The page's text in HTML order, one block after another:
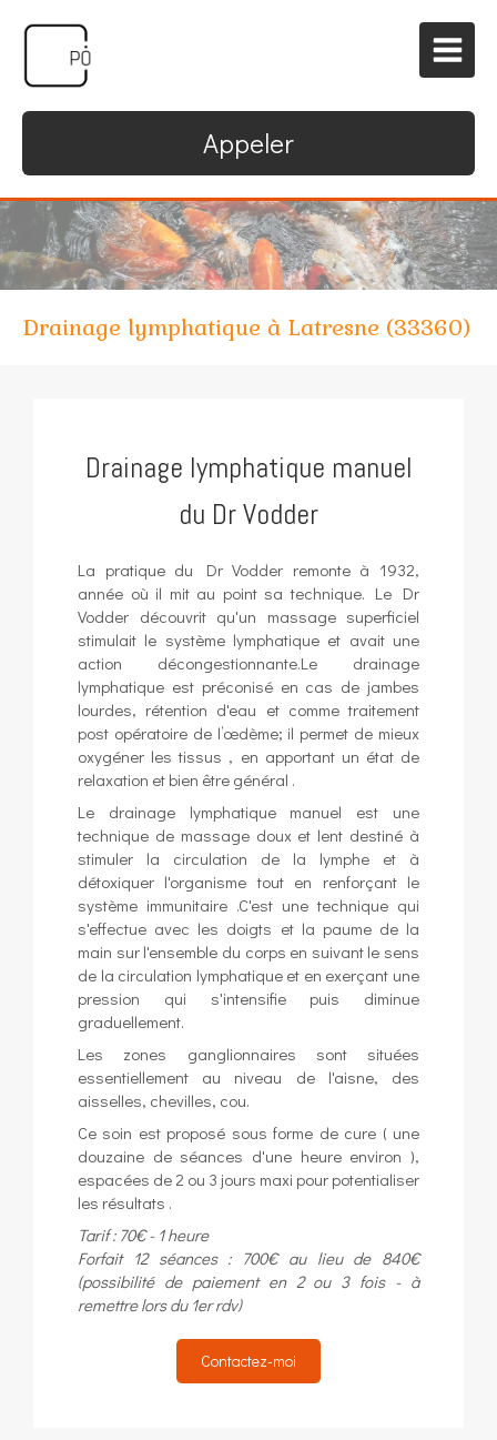
Appeler
Drainage lymphatique à Latresne (33360)
Drainage lymphatique manuel
du Dr Vodder
La pratique du Dr Vodder remonte à 1932,
année où il mit au point sa technique. Le Dr
Vodder découvrit qu'un massage superficiel
stimulait le système lymphatique et avait une
action décongestionnante.Le drainage
lymphatique est préconisé en cas de jambes
lourdes, rétention d'eau et comme traitement
post opératoire de l’œdème; il permet de mieux
oxygéner les tissus , en apportant un état de
relaxation et bien être général .
Le drainage lymphatique manuel est une
technique de massage doux et lent destiné à
stimuler la circulation de la lymphe et à
détoxiquer l'organisme tout en renforçant le
système immunitaire .C'est une technique qui
s'effectue avec les doigts et la paume de la
main sur l'ensemble du corps en suivant le sens
de la circulation lymphatique et en exerçant une
pression qui s'intensifie puis diminue
graduellement.
Les zones ganglionnaires sont situées
essentiellement au niveau de l'aisne, des
aisselles, chevilles, cou.
Ce soin est proposé sous forme de cure ( une
douzaine de séances d'une heure environ ),
espacées de 2 ou 3 jours maxi pour potentialiser
les résultats .
Tarif : 70€ - 1 heure
Forfait 12 séances : 700€ au lieu de 840€
(possibilité de paiement en 2 ou 3 fois - à
remettre lors du 1er rdv)
Contactez-moi